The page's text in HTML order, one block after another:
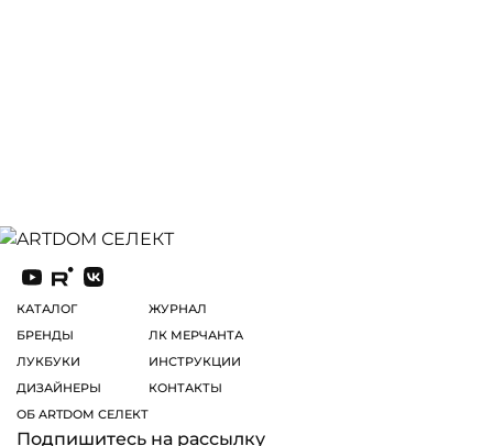
КАТАЛОГ
БРЕНДЫ
ЛУКБУКИ
ДИЗАЙНЕРЫ
ОБ ARTDOM СЕЛЕКТ
ЖУРНАЛ
ЛК МЕРЧАНТА
ИНСТРУКЦИИ
КОНТАКТЫ
Подпишитесь на рассылку